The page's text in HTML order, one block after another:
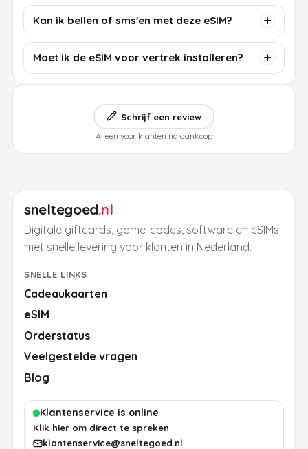
Kan ik bellen of sms'en met deze eSIM?
Moet ik de eSIM voor vertrek installeren?
Schrijf een review
Alleen voor klanten na aankoop
sneltegoed.nl
Digitale giftcards, game-codes, software en eSIMs
met snelle levering voor klanten in Nederland.
SNELLE LINKS
Cadeaukaarten
eSIM
Orderstatus
Veelgestelde vragen
Blog
Klantenservice is online
Klik hier om direct te spreken
klantenservice@sneltegoed.nl